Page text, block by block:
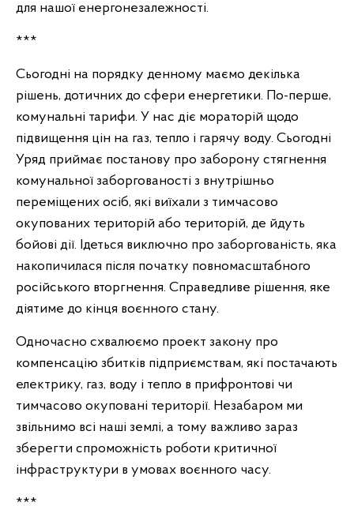
для нашої енергонезалежності.
***
Сьогодні на порядку денному маємо декілька
рішень, дотичних до сфери енергетики. По-перше,
комунальні тарифи. У нас діє мораторій щодо
підвищення цін на газ, тепло і гарячу воду. Сьогодні
Уряд приймає постанову про заборону стягнення
комунальної заборгованості з внутрішньо
переміщених осіб, які виїхали з тимчасово
окупованих територій або територій, де йдуть
бойові дії. Ідеться виключно про заборгованість, яка
накопичилася після початку повномасштабного
російського вторгнення. Справедливе рішення, яке
діятиме до кінця воєнного стану.
Одночасно схвалюємо проект закону про
компенсацію збитків підприємствам, які постачають
електрику, газ, воду і тепло в прифронтові чи
тимчасово окуповані території. Незабаром ми
звільнимо всі наші землі, а тому важливо зараз
зберегти спроможність роботи критичної
інфраструктури в умовах воєнного часу.